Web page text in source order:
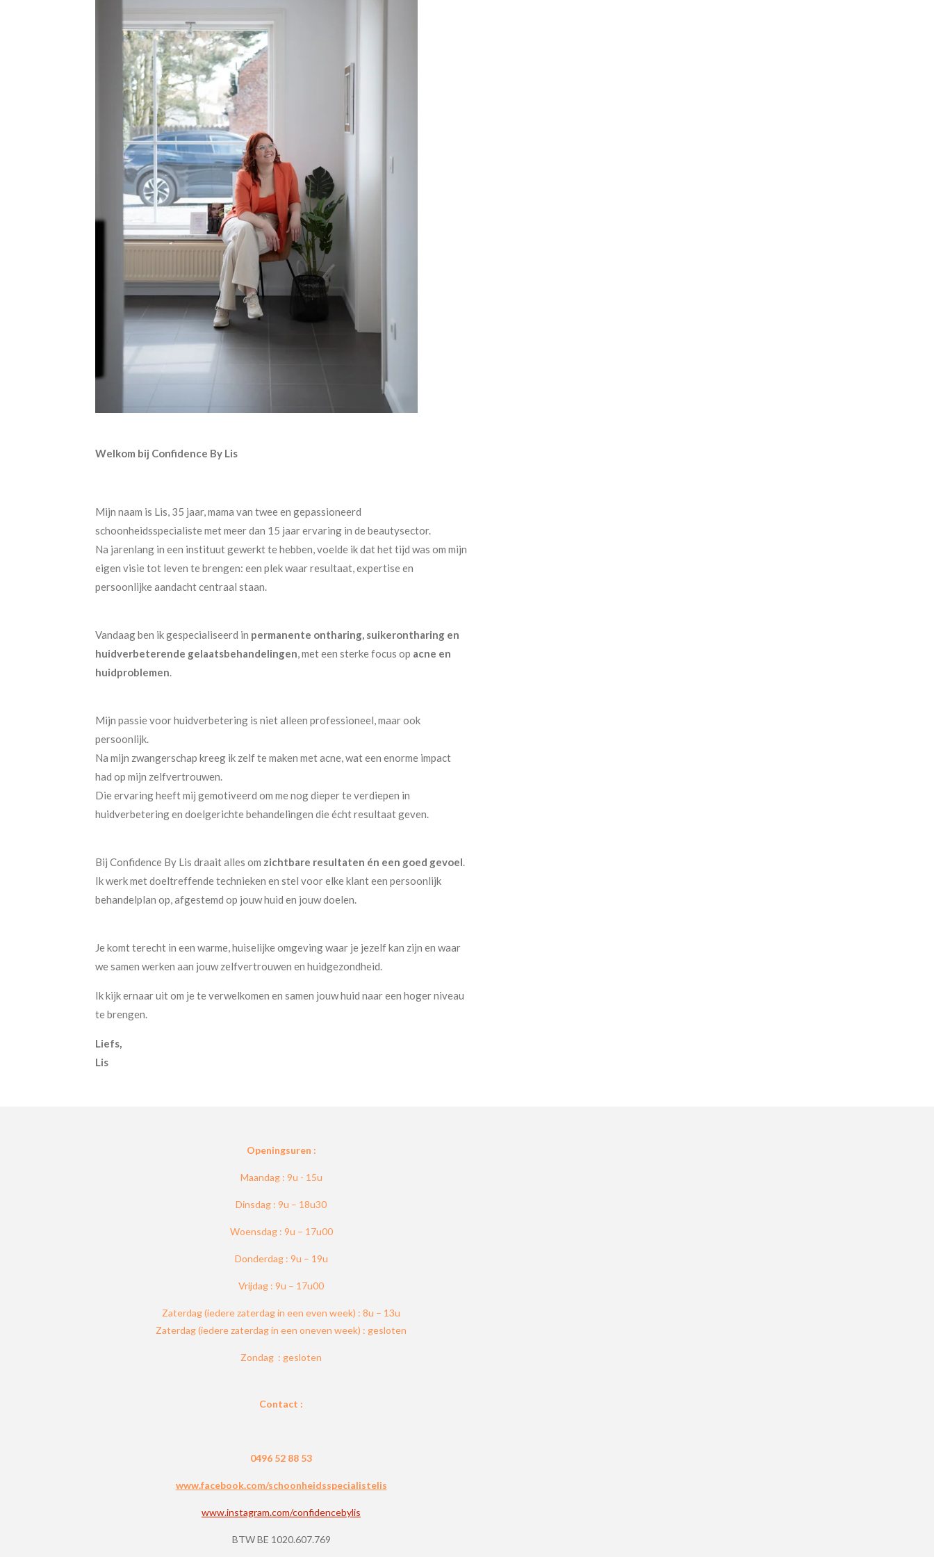
Welkom bij Confidence By Lis
Mijn naam is Lis, 35 jaar, mama van twee en gepassioneerd
schoonheidsspecialiste met meer dan 15 jaar ervaring in de beautysector.
Na jarenlang in een instituut gewerkt te hebben, voelde ik dat het tijd was om mijn
eigen visie tot leven te brengen: een plek waar resultaat, expertise en
persoonlijke aandacht centraal staan.
Vandaag ben ik gespecialiseerd in permanente ontharing, suikerontharing en
huidverbeterende gelaatsbehandelingen, met een sterke focus op acne en
huidproblemen.
Mijn passie voor huidverbetering is niet alleen professioneel, maar ook
persoonlijk.
Na mijn zwangerschap kreeg ik zelf te maken met acne, wat een enorme impact
had op mijn zelfvertrouwen.
Die ervaring heeft mij gemotiveerd om me nog dieper te verdiepen in
huidverbetering en doelgerichte behandelingen die écht resultaat geven.
Bij Confidence By Lis draait alles om zichtbare resultaten én een goed gevoel.
Ik werk met doeltreffende technieken en stel voor elke klant een persoonlijk
behandelplan op, afgestemd op jouw huid en jouw doelen.
Je komt terecht in een warme, huiselijke omgeving waar je jezelf kan zijn en waar
we samen werken aan jouw zelfvertrouwen en huidgezondheid.
Ik kijk ernaar uit om je te verwelkomen en samen jouw huid naar een hoger niveau
te brengen.
Liefs,
Lis
Openingsuren :
Maandag : 9u - 15u
Dinsdag : 9u – 18u30
Woensdag : 9u – 17u00
Donderdag : 9u – 19u
Vrijdag : 9u – 17u00
Zaterdag (iedere zaterdag in een even week) : 8u – 13u
Zaterdag (iedere zaterdag in een oneven week) : gesloten
Zondag : gesloten
Contact :
0496 52 88 53
www.facebook.com/schoonheidsspecialistelis
www.instagram.com/confidencebylis
BTW BE 1020.607.769